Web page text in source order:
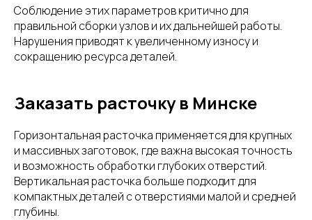
Соблюдение этих параметров критично для
правильной сборки узлов и их дальнейшей работы.
Нарушения приводят к увеличенному износу и
сокращению ресурса деталей.
Заказать расточку в Минске
Горизонтальная расточка применяется для крупных
и массивных заготовок, где важна высокая точность
и возможность обработки глубоких отверстий.
Вертикальная расточка больше подходит для
компактных деталей с отверстиями малой и средней
глубины.